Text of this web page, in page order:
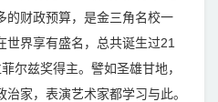
的财政预算，是金三角名校一
世界享有盛名，总共诞生过21
尔兹奖得主。譬如圣雄甘地，
家，表演艺术家都学习与此。